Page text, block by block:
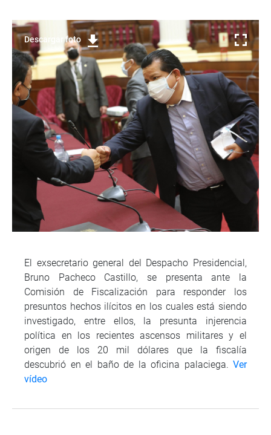
Descargar foto
El exsecretario general del Despacho Presidencial,
Bruno Pacheco Castillo, se presenta ante la
Comisión de Fiscalización para responder los
presuntos hechos ilícitos en los cuales está siendo
investigado, entre ellos, la presunta injerencia
política en los recientes ascensos militares y el
origen de los 20 mil dólares que la fiscalía
descubrió en el baño de la oficina palaciega. Ver
vídeo